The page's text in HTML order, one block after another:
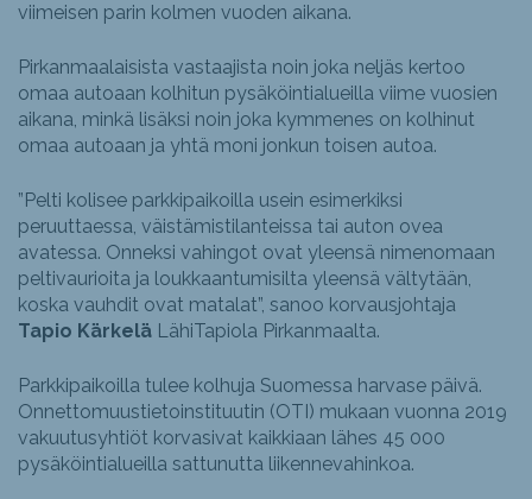
viimeisen parin kolmen vuoden aikana.
Pirkanmaalaisista vastaajista noin joka neljäs kertoo
omaa autoaan kolhitun pysäköintialueilla viime vuosien
aikana, minkä lisäksi noin joka kymmenes on kolhinut
omaa autoaan ja yhtä moni jonkun toisen autoa.
”Pelti kolisee parkkipaikoilla usein esimerkiksi
peruuttaessa, väistämistilanteissa tai auton ovea
avatessa. Onneksi vahingot ovat yleensä nimenomaan
peltivaurioita ja loukkaantumisilta yleensä vältytään,
koska vauhdit ovat matalat”, sanoo korvausjohtaja
Tapio Kärkelä LähiTapiola Pirkanmaalta.
Parkkipaikoilla tulee kolhuja Suomessa harvase päivä.
Onnettomuustietoinstituutin (OTI) mukaan vuonna 2019
vakuutusyhtiöt korvasivat kaikkiaan lähes 45 000
pysäköintialueilla sattunutta liikennevahinkoa.